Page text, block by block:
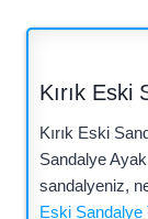
Kırık Eski
Kırık Eski
Sandalye Ayak
sandalyeniz,
Eski Sandalye